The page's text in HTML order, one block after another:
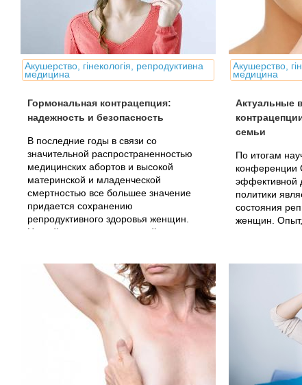
Акушерство, гінекологія, репродуктивна
медицина
Гормональная контрацепция:
надежность и безопасность
В последние годы в связи со
значительной распространенностью
медицинских абортов и высокой
материнской и младенческой
смертностью все большее значение
придается сохранению
репродуктивного здоровья женщин.
Низкий уровень сексуальной культуры,
Акушерство,
медицина
Актуальные
семьи
По итогам
конференции
эффективной
политики
состояния
женщин.